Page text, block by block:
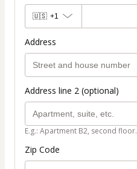
🇺🇸 +1
Address
Address line 2 (optional)
E.g.: Apartment B2, second floor.
Zip Code